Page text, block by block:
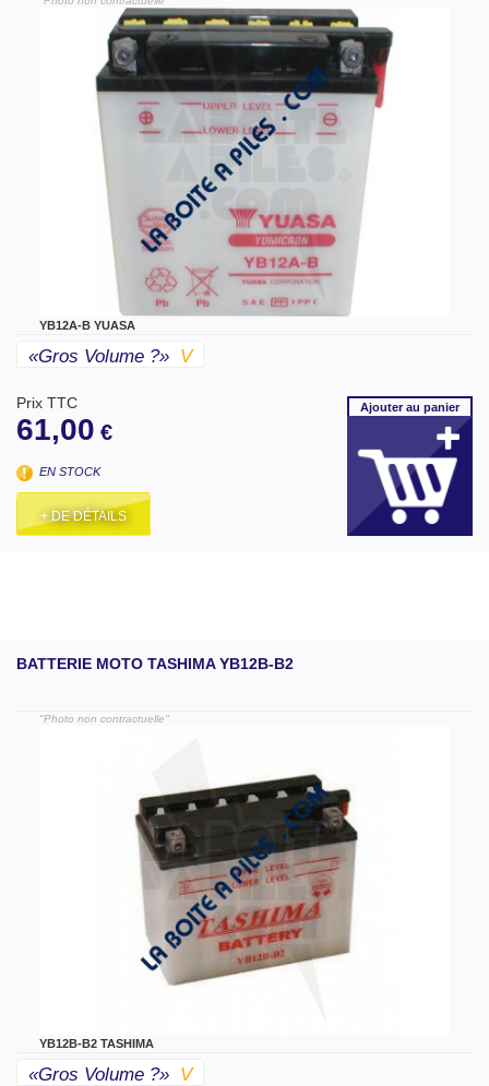
YB12A-B YUASA
«gros Volume ?» V
Prix TTC
61,00 €
EN STOCK
+ DE DÉTAILS
Ajouterau panier
BATTERIE MOTO TASHIMA YB12B-B2
"Photo non contractuelle"
YB12B-B2 TASHIMA
«gros Volume ?» V